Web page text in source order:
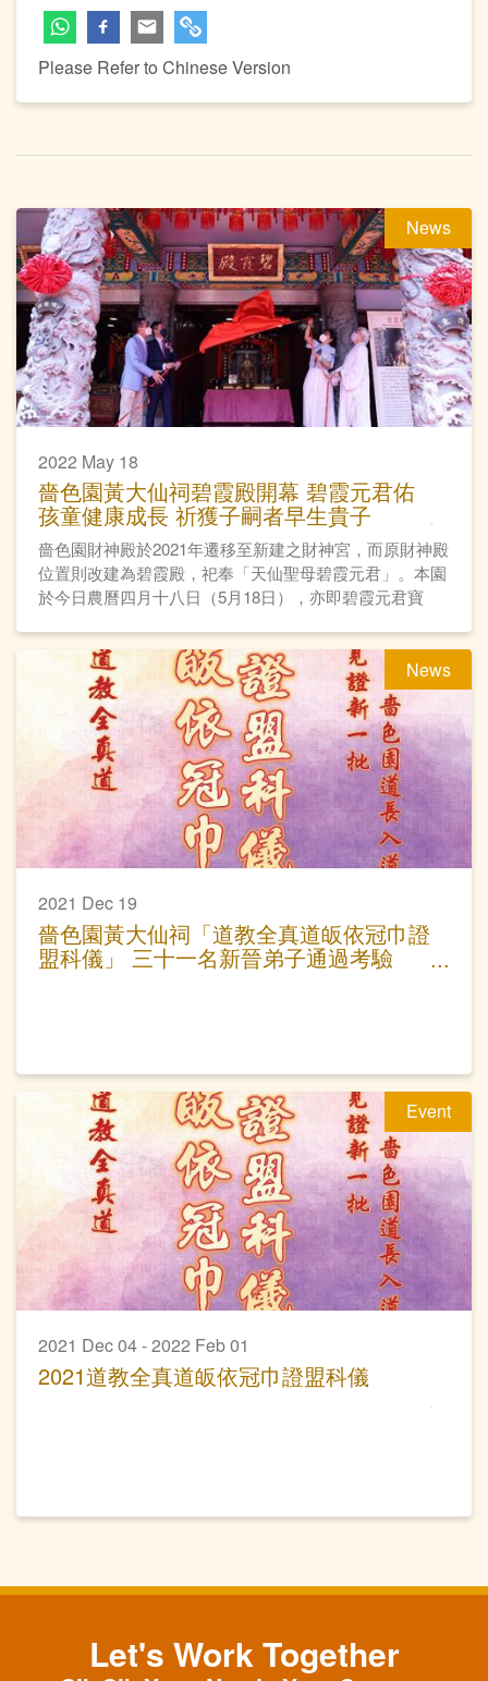
Please Refer to Chinese Version
News
2022 May 18
嗇色園黃大仙祠碧霞殿開幕 碧霞元君佑
孩童健康成長 祈獲子嗣者早生貴子
嗇色園財神殿於2021年遷移至新建之財神宮，而原財神殿
位置則改建為碧霞殿，祀奉「天仙聖母碧霞元君」。本園
於今日農曆四月十八日（5月18日），亦即碧霞元君寶
News
2021 Dec 19
嗇色園黃大仙祠「道教全真道皈依冠巾證
盟科儀」 三十一名新晉弟子通過考驗
Event
2021 Dec 04 - 2022 Feb 01
2021道教全真道皈依冠巾證盟科儀
Let's Work Together